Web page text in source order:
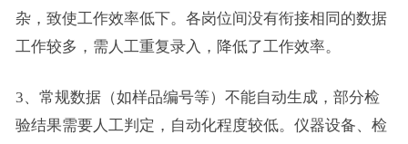
杂，致使工作效率低下。各岗位间没有衔接相同的数据
工作较多，需人工重复录入，降低了工作效率。
3、常规数据（如样品编号等）不能自动生成，部分检
验结果需要人工判定，自动化程度较低。仪器设备、检